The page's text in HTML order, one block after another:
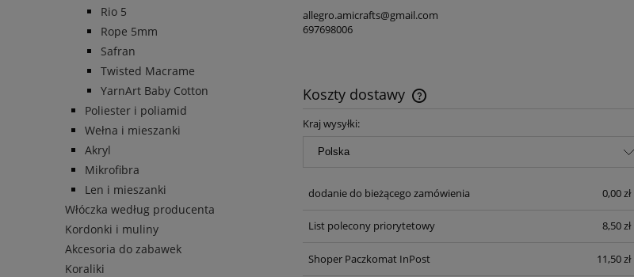
Rio 5
Rope 5mm
Safran
Twisted Macrame
YarnArt Baby Cotton
Poliester i poliamid
Wełna i mieszanki
Akryl
Mikrofibra
Len i mieszanki
Włóczka według producenta
Kordonki i muliny
Akcesoria do zabawek
Koraliki
allegro.amicrafts@gmail.com
697698006
Koszty dostawy
Kraj wysyłki:
dodanie do bieżącego zamówienia 0,00 zł
List polecony priorytetowy 8,50 zł
Shoper Paczkomat InPost 11,50 zł